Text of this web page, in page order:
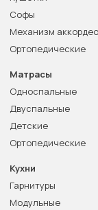
Софы
Механизм
Ортопедические
Матрасы
Односпальные
Двуспальные
Детские
Ортопедические
Кухни
Гарнитуры
Модульные